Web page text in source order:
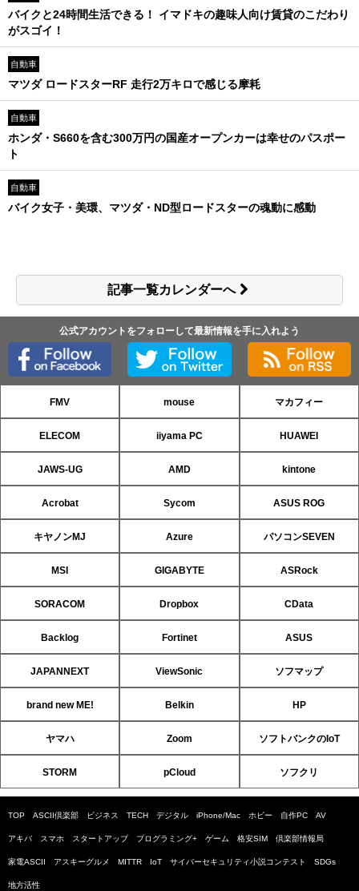
バイクと24時間生活できる！ イマドキの趣味人向け賃貸のこだわり
がスゴイ！
自動車
マツダ ロードスターRF 走行2万キロで感じる摩耗
自動車
ホンダ・S660を含む300万円の国産オープンカーは幸せのパスポー
ト
自動車
バイク女子・美環、マツダ・ND型ロードスターの魂動に感動
記事一覧カレンダーへ
公式アカウントをフォローして最新情報を手に入れよう
FMV mouse マカフィー
ELECOM iiyama PC HUAWEI
JAWS-UG AMD kintone
Acrobat Sycom ASUS ROG
キヤノンMJ Azure パソコンSEVEN
MSI GIGABYTE ASRock
SORACOM Dropbox CData
Backlog Fortinet ASUS
JAPANNEXT ViewSonic ソフマップ
brand new ME! Belkin HP
ヤマハ Zoom ソフトバンクのIoT
STORM pCloud ソフクリ
TOP ASCII倶楽部 ビジネス TECH デジタル iPhone/Mac ホビー 自作PC AV
アキバ スマホ スタートアップ プログラミング+ ゲーム 格安SIM 倶楽部情報局
家電ASCII アスキーグルメ MITTR IoT サイバーセキュリティ小説コンテスト SDGs
地方活性